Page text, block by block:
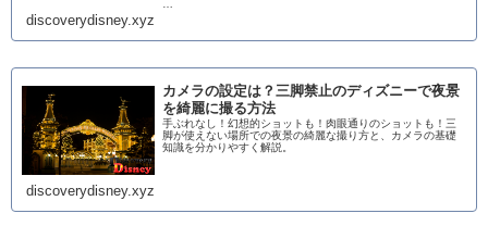
discoverydisney.xyz
カメラの設定は？三脚禁止のディズニーで夜景
を綺麗に撮る方法
手ぶれなし！幻想的ショットも！肉眼通りのショットも！三
脚が使えない場所での夜景の綺麗な撮り方と、カメラの基礎
知識を分かりやすく解説。
discoverydisney.xyz